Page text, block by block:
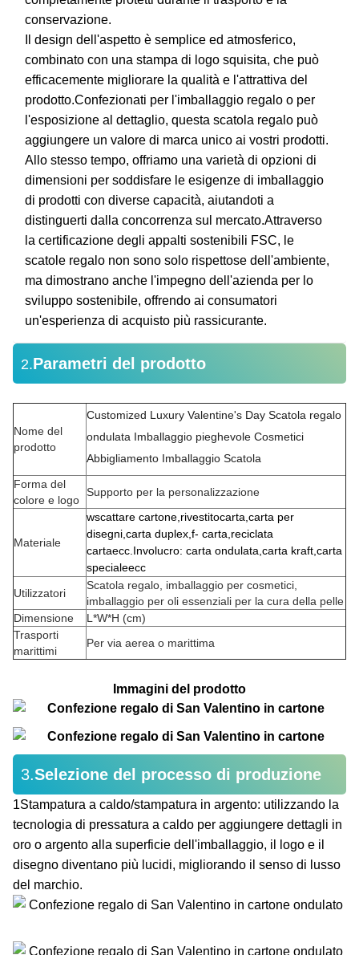
conservazione.
Il design dell'aspetto è semplice ed atmosferico,
combinato con una stampa di logo squisita, che può
efficacemente migliorare la qualità e l'attrattiva del
prodotto.Confezionati per l'imballaggio regalo o per
l'esposizione al dettaglio, questa scatola regalo può
aggiungere un valore di marca unico ai vostri prodotti.
Allo stesso tempo, offriamo una varietà di opzioni di
dimensioni per soddisfare le esigenze di imballaggio
di prodotti con diverse capacità, aiutandoti a
distinguerti dalla concorrenza sul mercato.Attraverso
la certificazione degli appalti sostenibili FSC, le
scatole regalo non sono solo rispettose dell'ambiente,
ma dimostrano anche l'impegno dell'azienda per lo
sviluppo sostenibile, offrendo ai consumatori
un'esperienza di acquisto più rassicurante.
2.Parametri del prodotto
Nome del
prodotto
Customized Luxury Valentine's Day Scatola regalo
ondulata Imballaggio pieghevole Cosmetici
Abbigliamento Imballaggio Scatola
Forma del
colore e logo
Supporto per la personalizzazione
Materiale
wscattare cartone, rivestitocarta, carta per
disegni, carta duplex, f- carta, reciclata
cartaecc Involucro: carta ondulata, carta kraft, carta
specialeecc
Utilizzatori
Scatola regalo, imballaggio per cosmetici,
imballaggio per oli essenziali per la cura della pelle
Dimensione
L*W*H (cm)
Trasporti
marittimi
Per via aerea o marittima
Immagini del prodotto
3.Selezione del processo di produzione
1Stampatura a caldo/stampatura in argento: utilizzando la
tecnologia di pressatura a caldo per aggiungere dettagli in
oro o argento alla superficie dell'imballaggio, il logo e il
disegno diventano più lucidi, migliorando il senso di lusso
del marchio.